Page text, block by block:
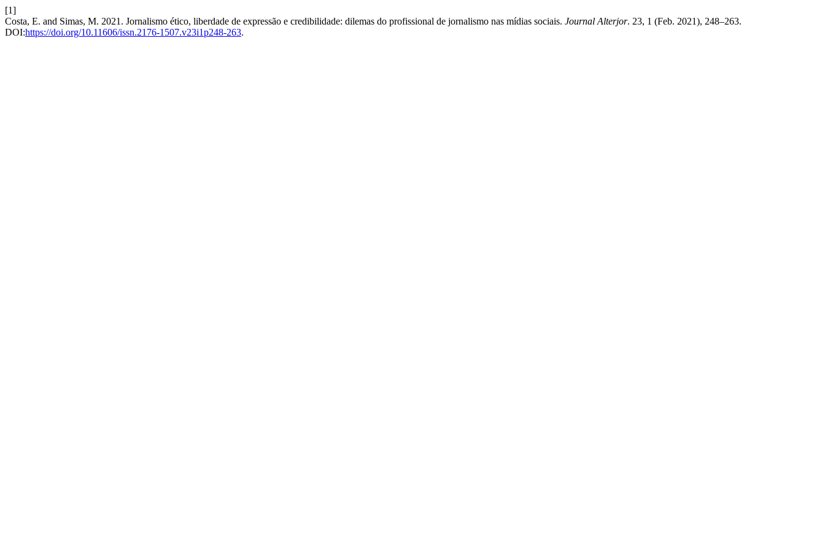
[1]
Costa, E. and Simas, M. 2021. Jornalismo ético, liberdade de expressão e credibilidade: dilemas do profissional de jornalismo nas mídias sociais. Journal Alterjor. 23, 1 (Feb. 2021), 248–263.
DOI:https://doi.org/10.11606/issn.2176-1507.v23i1p248-263.